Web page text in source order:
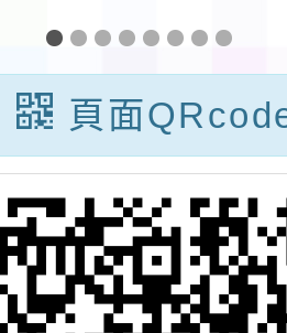
盃後山
錦標頁面